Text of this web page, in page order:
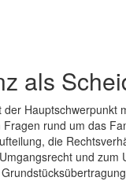
als
rund um das
die
und